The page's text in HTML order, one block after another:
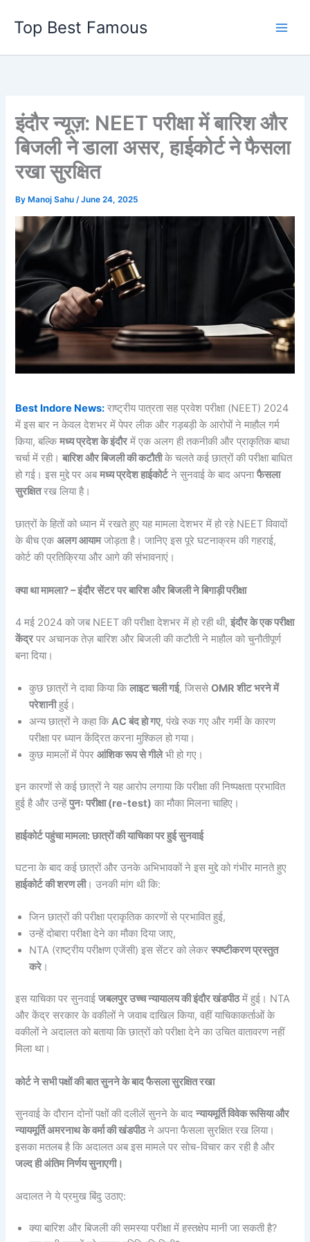
content
Top Best Famous
इंदौर न्यूज़: NEET परीक्षा में बारिश और
बिजली ने डाला असर, हाईकोर्ट ने फैसला
रखा सुरक्षित
By Manoj Sahu/June 24, 2025
Best Indore News: राष्ट्रीय पात्रता सह प्रवेश परीक्षा (NEET) 2024
में इस बार न केवल देशभर में पेपर लीक और गड़बड़ी के आरोपों ने माहौल गर्म
किया, बल्किमध्य प्रदेश के इंदौरमें एक अलग ही तकनीकी और प्राकृतिक बाधा
चर्चा में रही।बारिश और बिजली की कटौतीके चलते कई छात्रों की परीक्षा बाधित
हो गई। इस मुद्दे पर अबमध्य प्रदेश हाईकोर्टने सुनवाई के बाद अपनाफैसला
सुरक्षितरख लिया है।
छात्रों के हितों को ध्यान में रखते हुए यह मामला देशभर में हो रहे NEET विवादों
के बीच एकअलग आयामजोड़ता है। जानिए इस पूरे घटनाक्रम की गहराई,
कोर्ट की प्रतिक्रिया और आगे की संभावनाएं।
क्या था मामला? – इंदौर सेंटर पर बारिश और बिजली ने बिगाड़ी परीक्षा
4 मई 2024 को जब NEET की परीक्षा देशभर में हो रही थी,इंदौर के एक परीक्षा
केंद्रपर अचानक तेज़ बारिश और बिजली की कटौती ने माहौल को चुनौतीपूर्ण
बना दिया।
कुछ छात्रों ने दावा किया किलाइट चली गई, जिससेOMR शीट भरने में
परेशानीहुई।
अन्य छात्रों ने कहा किAC बंद हो गए, पंखे रुक गए और गर्मी के कारण
परीक्षा पर ध्यान केंद्रित करना मुश्किल हो गया।
कुछ मामलों में पेपरआंशिक रूप से गीलेभी हो गए।
इन कारणों से कई छात्रों ने यह आरोप लगाया कि परीक्षा की निष्पक्षता प्रभावित
हुई है और उन्हेंपुनः परीक्षा (re-test) का मौका मिलना चाहिए।
हाईकोर्ट पहुंचा मामला: छात्रों की याचिका पर हुई सुनवाई
घटना के बाद कई छात्रों और उनके अभिभावकों ने इस मुद्दे को गंभीर मानते हुए
हाईकोर्ट की शरण ली। उनकी मांग थी कि:
जिन छात्रों की परीक्षा प्राकृतिक कारणों से प्रभावित हुई,
उन्हें दोबारा परीक्षा देने का मौका दिया जाए,
NTA (राष्ट्रीय परीक्षण एजेंसी) इस सेंटर को लेकरस्पष्टीकरण प्रस्तुत
करे।
इस याचिका पर सुनवाईजबलपुर उच्च न्यायालय की इंदौर खंडपीठमें हुई। NTA
और केंद्र सरकार के वकीलों ने जवाब दाखिल किया, वहीं याचिकाकर्ताओं के
वकीलों ने अदालत को बताया कि छात्रों को परीक्षा देने का उचित वातावरण नहीं
मिला था।
कोर्ट ने सभी पक्षों की बात सुनने के बाद फैसला सुरक्षित रखा
सुनवाई के दौरान दोनों पक्षों की दलीलें सुनने के बादन्यायमूर्ति विवेक रूसिया और
न्यायमूर्ति अमरनाथ के वर्मा की खंडपीठने अपना फैसला सुरक्षित रख लिया।
इसका मतलब है कि अदालत अब इस मामले पर सोच-विचार कर रही है और
जल्द ही अंतिम निर्णय सुनाएगी।
अदालत ने ये प्रमुख बिंदु उठाए:
क्या बारिश और बिजली की समस्या परीक्षा में हस्तक्षेप मानी जा सकती है?